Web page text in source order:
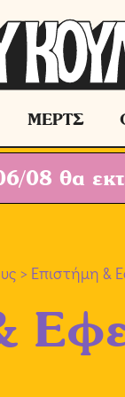
ΜΕΡΤΣ
08 θα
> Επιστήμη &